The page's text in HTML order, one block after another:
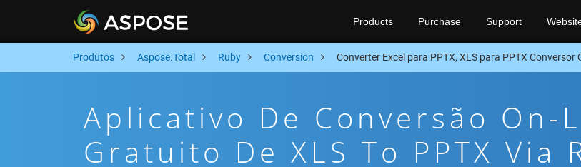
Products Purchase Support
Produtos Aspose.Total Ruby Conversion Converter Excel para PPTX, XLS para PPTX Conversor
Aplicativo De Conversão On-
Gratuito De XLS To PPTX Via